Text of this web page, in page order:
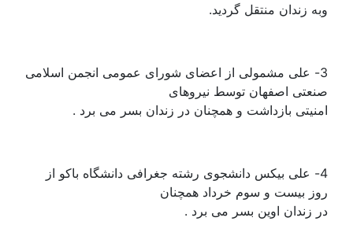
وبه زندان منتقل گردید.
3- علی مشمولی از اعضای شورای عمومی انجمن اسلامی
صنعتی اصفهان توسط نیروهای
امنیتی بازداشت و همچنان در زندان بسر می برد .
4- علی بیکس دانشجوی رشته جغرافی دانشگاه باکو از
روز بیست و سوم خرداد همچنان
در زندان اوین بسر می برد .